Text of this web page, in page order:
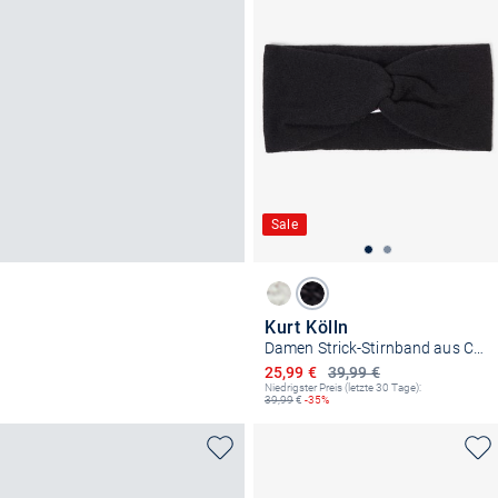
Sale
Kurt Kölln
Damen Strick-Stirnband aus Cashmere
39,99 €
Ermäßigter Preis
25,99 €
Niedrigster Preis (letzte 30 Tage):
39,99€ -35%